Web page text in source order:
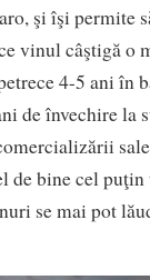
şi îşi permite
vinul câştigă o
4-5 ani în
de învechire la
de bine cel puţin
se mai pot